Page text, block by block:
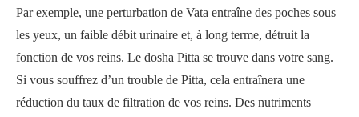
Par exemple, une perturbation de Vata entraîne des poches sous
les yeux, un faible débit urinaire et, à long terme, détruit la
fonction de vos reins. Le dosha Pitta se trouve dans votre sang.
Si vous souffrez d’un trouble de Pitta, cela entraînera une
réduction du taux de filtration de vos reins. Des nutriments